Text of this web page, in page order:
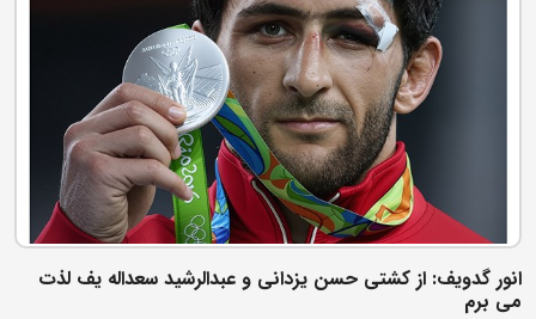
انور گدویف: از کشتی حسن یزدانی و عبدالرشید سعداله یف لذت
می برم